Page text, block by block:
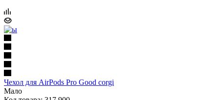
Чехол для AirPods Pro Good corgi
Мало